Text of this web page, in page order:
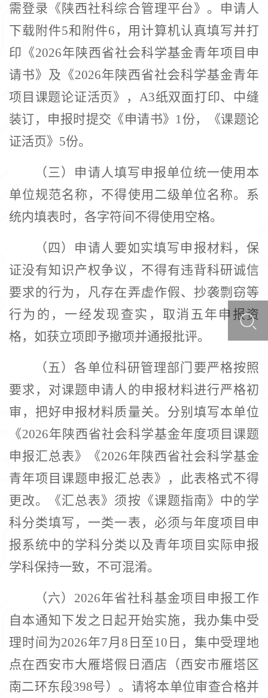
需登录《陕西社科综合管理平台》。申请人
下载附件5和附件6，用计算机认真填写并打
印《2026年陕西省社会科学基金青年项目申
请书》及《2026年陕西省社会科学基金青年
项目课题论证活页》，A3纸双面打印、中缝
装订，申报时提交《申请书》1份，《课题论
证活页》5份。
（三）申请人填写申报单位统一使用本
单位规范名称，不得使用二级单位名称。系
统内填表时，各字符间不得使用空格。
（四）申请人要如实填写申报材料，保
证没有知识产权争议，不得有违背科研诚信
要求的行为，凡存在弄虚作假、抄袭剽窃等
行为的，一经发现查实，取消五年申报资
格，如获立项即予撤项并通报批评。
（五）各单位科研管理部门要严格按照
要求，对课题申请人的申报材料进行严格初
审，把好申报材料质量关。分别填写本单位
《2026年陕西省社会科学基金年度项目课题
申报汇总表》《2026年陕西省社会科学基金
青年项目课题申报汇总表》，此表格式不得
更改。《汇总表》须按《课题指南》中的学
科分类填写，一类一表，必须与年度项目申
报系统中的学科分类以及青年项目实际申报
学科保持一致，不可混淆。
（六） 2026年省社科基金项目申报工作
自本通知下发之日起开始实施，我办集中受
理时间为2026年7月8日至10日，集中受理地
点在西安市大雁塔假日酒店（西安市雁塔区
南二环东段398号）。请将本单位审查合格并